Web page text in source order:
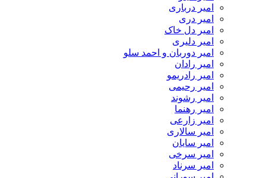
امیر درباری
امیر دری
امیر دل خاک
امیر دلیری
امیر دوربان و احمد سلو
امیر رادان
امیر رادریمو
امیر رحیمی
امیر رشوند
امیر رهنما
امیر زارعی
امیر سالاری
امیر سایان
امیر سرخی
امیر سرناد